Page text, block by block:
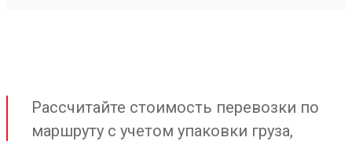
Рассчитайте стоимость перевозки по
маршруту с учетом упаковки груза,